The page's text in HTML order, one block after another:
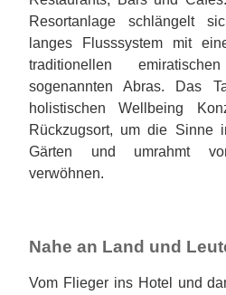
Resortanlage schlängelt
langes Flusssystem mit
traditionellen
sogenannten Abras. Das
holistischen Wellbeing
Rückzugsort, um die Sinne
Gärten und umrahmt
verwöhnen.
Nahe an Land und
Vom Flieger ins Hotel und